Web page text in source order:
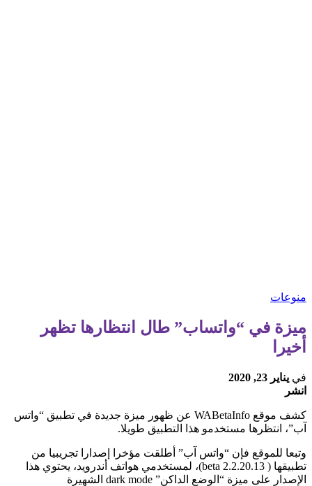
منوعات
ميزة في “واتساب” طال انتظارها تظهر
أخيرا
في يناير 23, 2020
انشر
كشف موقع WABetaInfo عن ظهور ميزة جديدة في تطبيق “واتس
آب”، انتظرها مستخدمو هذا التطبيق طويلا.
وتبعا للموقع فإن “واتس آب” أطلقت مؤخرا إصدارا تجريبيا من
تطبيقها ( beta 2.2.20.13)، لمستخدمي هواتف أندرويد، يحتوي هذا
الإصدار على ميزة “الوضع الداكن” dark mode الشهيرة